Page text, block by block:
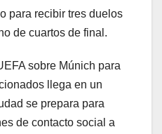
para recibir tres duelos
de cuartos de final.
sobre Múnich para
llega en un
se prepara para
de contacto social a